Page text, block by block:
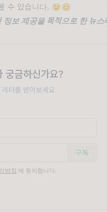
수 있습니다. 😉😊
보 제공을 목적으로 한 뉴
궁금하신가요?
터를 받아보세요
방침 에 동의합니다.